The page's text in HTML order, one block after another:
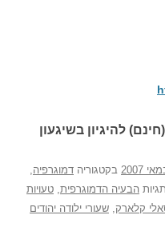
להיגיון בשיגעון
בקטגוריה דמוגרפיה,
הבעיה הדמוגרפית, טעויות
קלארק, שעורי ילודה יהודים